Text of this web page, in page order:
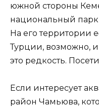
южной стороны
национальный
На его территории
Турции, возможно,
это редкость.
Если интересует
район Чамьюва,